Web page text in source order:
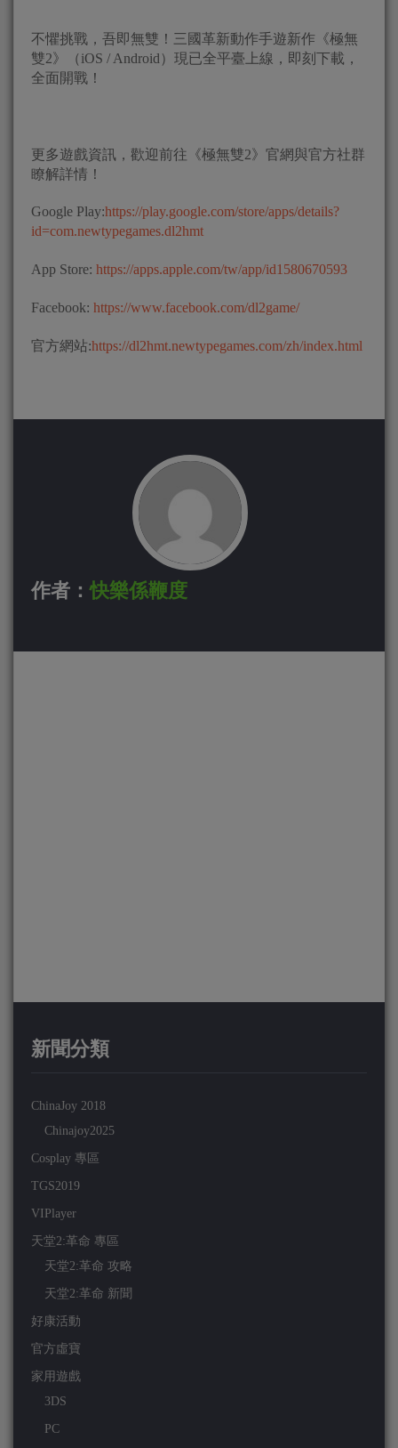
不懼挑戰，吾即無雙！三國革新動作手遊新作《極無
雙2》（iOS / Android）現已全平臺上線，即刻下載，
全面開戰！
更多遊戲資訊，歡迎前往《極無雙2》官網與官方社群
瞭解詳情！
Google Play:https://play.google.com/store/apps/details?
id=com.newtypegames.dl2hmt
App Store: https://apps.apple.com/tw/app/id1580670593
Facebook: https://www.facebook.com/dl2game/
官方網站:https://dl2hmt.newtypegames.com/zh/index.html
作者：快樂係鞭度
新聞分類
ChinaJoy 2018
Chinajoy2025
Cosplay 專區
TGS2019
VIPlayer
天堂2:革命 專區
天堂2:革命 攻略
天堂2:革命 新聞
好康活動
官方虛寶
家用遊戲
3DS
PC